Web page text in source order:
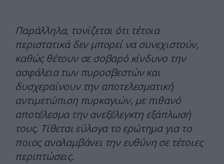
Παράλληλα, τονίζεται ότι τέτοια
περιστατικά δεν μπορεί να συνεχιστούν,
καθώς θέτουν σε σοβαρό κίνδυνο την
ασφάλεια των πυροσβεστών και
δυσχεραίνουν την αποτελεσματική
αντιμετώπιση πυρκαγιών, με πιθανό
αποτέλεσμα την ανεξέλεγκτη εξάπλωσή
τους. Τίθεται εύλογα το ερώτημα για το
ποιος αναλαμβάνει την ευθύνη σε τέτοιες
περιπτώσεις.